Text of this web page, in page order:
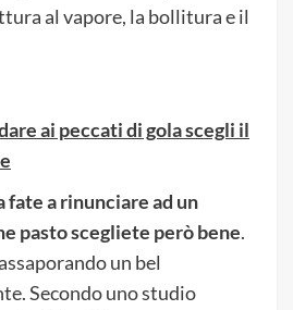
al vapore, la bollitura e il
ai peccati di gola scegli il
fate a rinunciare ad un
pasto scegliete però bene.
un bel
Secondo uno studio